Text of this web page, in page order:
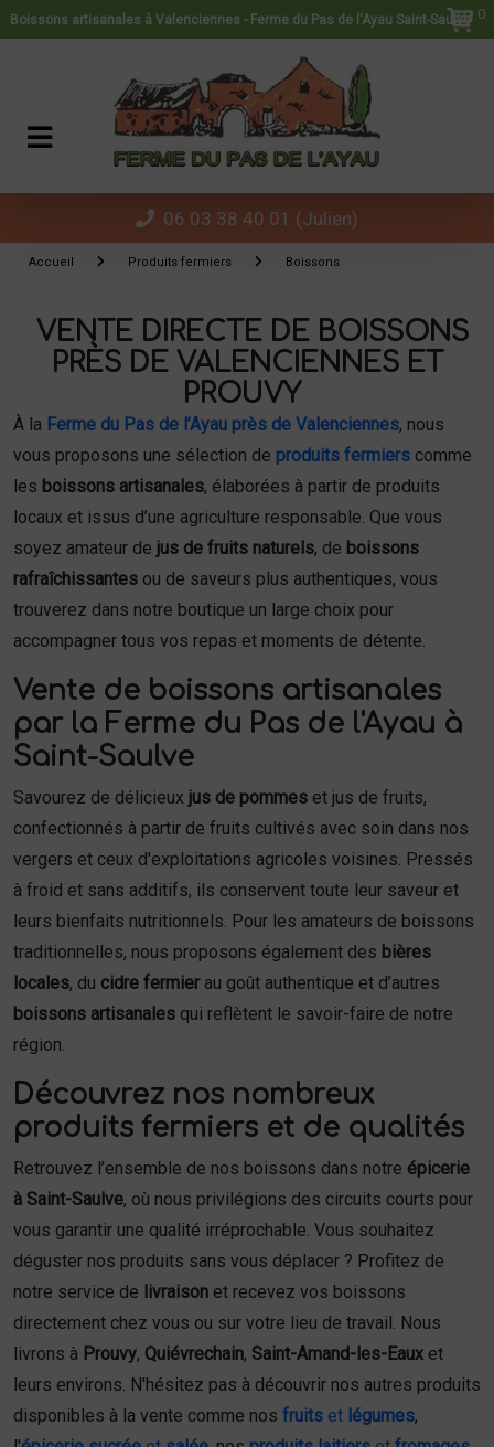
Boissons artisanales à Valenciennes - Ferme du Pas de l'Ayau Saint-Saulve 0
06 03 38 40 01 (Julien)
Accueil Produits fermiers Boissons
VENTE DIRECTE DE BOISSONS
PRÈS DE VALENCIENNES ET
PROUVY
À la Ferme du Pas de l’Ayau près de Valenciennes, nous
vous proposons une sélection de produits fermiers comme
les boissons artisanales, élaborées à partir de produits
locaux et issus d’une agriculture responsable. Que vous
soyez amateur de jus de fruits naturels, de boissons
rafraîchissantes ou de saveurs plus authentiques, vous
trouverez dans notre boutique un large choix pour
accompagner tous vos repas et moments de détente.
Vente de boissons artisanales
par la Ferme du Pas de l'Ayau à
Saint-Saulve
Savourez de délicieux jus de pommes et jus de fruits,
confectionnés à partir de fruits cultivés avec soin dans nos
vergers et ceux d'exploitations agricoles voisines. Pressés
à froid et sans additifs, ils conservent toute leur saveur et
leurs bienfaits nutritionnels. Pour les amateurs de boissons
traditionnelles, nous proposons également des bières
locales, du cidre fermierau goût authentique et d’autres
boissons artisanales qui reflètent le savoir-faire de notre
région.
Découvrez nos nombreux
produits fermiers et de qualités
Retrouvez l’ensemble de nos boissons dans notre épicerie
à Saint-Saulve, où nous privilégions des circuits courts pour
vous garantir une qualité irréprochable. Vous souhaitez
déguster nos produits sans vous déplacer ? Profitez de
notre service de livraison et recevez vos boissons
directement chez vous ou sur votre lieu de travail. Nous
livrons à Prouvy, Quiévrechain, Saint-Amand-les-Eaux et
leurs environs. N'hésitez pas à découvrir nos autres produits
disponibles à la vente comme nos fruits et légumes,
Panneau de gestion des cookies